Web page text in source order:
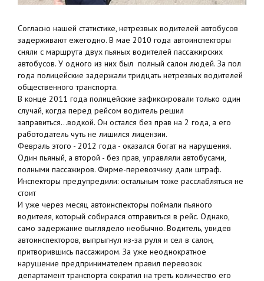
Согласно нашей статистике, нетрезвых водителей автобусов
задерживают ежегодно. В мае 2010 года автоинспекторы
сняли с маршрута двух пьяных водителей пассажирских
автобусов. У одного из них был полный салон людей. За пол
года полицейские задержали тридцать нетрезвых водителей
общественного транспорта.
В конце 2011 года полицейские зафиксировали только один
случай, когда перед рейсом водитель решил
заправиться...водкой. Он остался без прав на 2 года, а его
работодатель чуть не лишился лицензии.
Февраль этого - 2012 года - оказался богат на нарушения.
Один пьяный, а второй - без прав, управляли автобусами,
полными пассажиров. Фирме-перевозчику дали штраф.
Инспекторы предупредили: остальным тоже расслабляться не
стоит
И уже через месяц автоинспекторы поймали пьяного
водителя, который собирался отправиться в рейс. Однако,
само задержание выглядело необычно. Водитель, увидев
автоинспекторов, выпрыгнул из-за руля и сел в салон,
притворившись пассажиром. За уже неоднократное
нарушение предпринимателем правил перевозок
департамент транспорта сократил на треть количество его